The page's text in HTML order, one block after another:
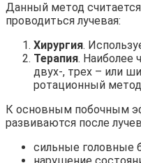
Данный метод
проводиться лучевая:
Хирургия.
Терапия. Наиболее
двух-, трех – или
ротационный
К основным побочным
развиваются после
сильные головные